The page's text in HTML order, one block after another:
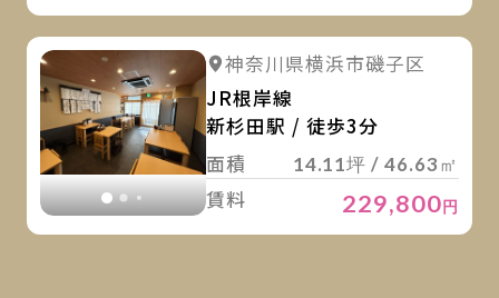
詳細を見る 詳細を見る
神奈川県横浜市磯子区
JR根岸線
新杉田駅 / 徒歩3分
面積
14.11坪 / 46.63㎡
賃料 229,800円